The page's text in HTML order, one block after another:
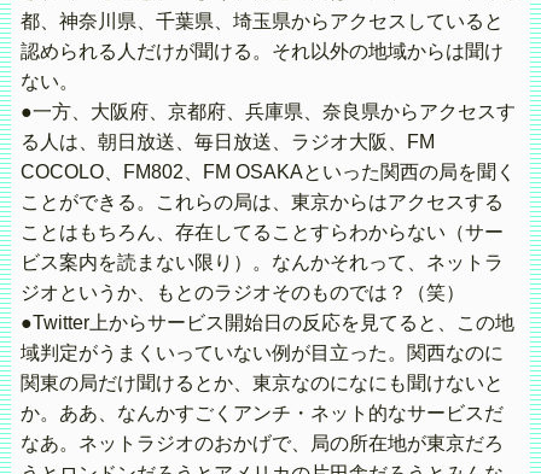
都、神奈川県、千葉県、埼玉県からアクセスしていると
認められる人だけが聞ける。それ以外の地域からは聞け
ない。
●一方、大阪府、京都府、兵庫県、奈良県からアクセスす
る人は、朝日放送、毎日放送、ラジオ大阪、FM
COCOLO、FM802、FM OSAKAといった関西の局を聞く
ことができる。これらの局は、東京からはアクセスする
ことはもちろん、存在してることすらわからない（サー
ビス案内を読まない限り）。なんかそれって、ネットラ
ジオというか、もとのラジオそのものでは？（笑）
●Twitter上からサービス開始日の反応を見てると、この地
域判定がうまくいっていない例が目立った。関西なのに
関東の局だけ聞けるとか、東京なのになにも聞けないと
か。ああ、なんかすごくアンチ・ネット的なサービスだ
なあ。ネットラジオのおかげで、局の所在地が東京だろ